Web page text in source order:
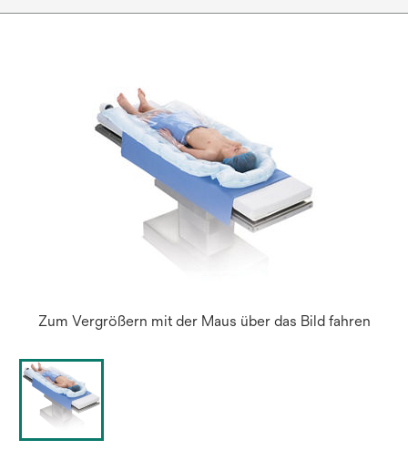
Zum Vergrößern mit der Maus über das Bild fahren